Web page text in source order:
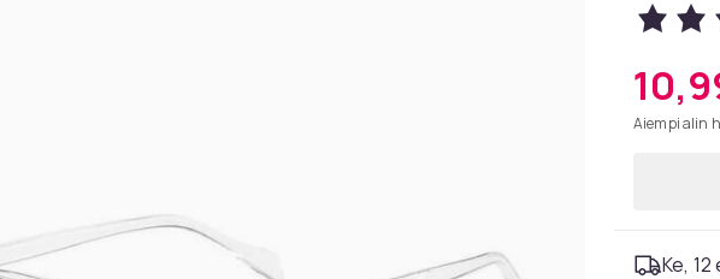
Aiempi alin
Ke,